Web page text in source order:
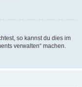
so kannst du dies im
verwalten“ machen.